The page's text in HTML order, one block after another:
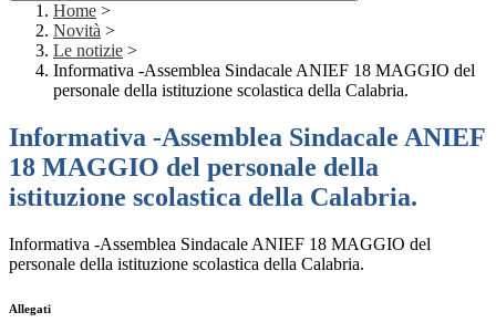
Home >
Novità >
Le notizie >
Informativa -Assemblea Sindacale ANIEF 18 MAGGIO del
personale della istituzione scolastica della Calabria.
Informativa -Assemblea Sindacale ANIEF
18 MAGGIO del personale della
istituzione scolastica della Calabria.
Informativa -Assemblea Sindacale ANIEF 18 MAGGIO del
personale della istituzione scolastica della Calabria.
Allegati